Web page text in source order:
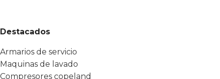
Destacados
Armarios de servicio
Maquinas de lavado
Compresores copeland